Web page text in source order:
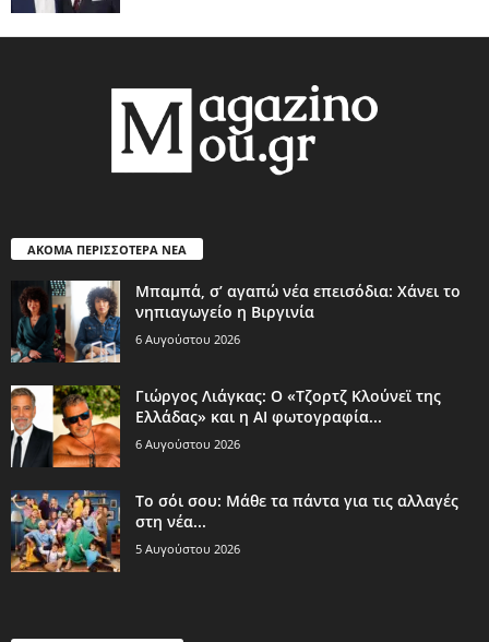
ΑΚΟΜΑ ΠΕΡΙΣΣΟΤΕΡΑ ΝΕΑ
Μπαμπά, σ’ αγαπώ νέα επεισόδια: Χάνει το
νηπιαγωγείο η Βιργινία
6 Αυγούστου 2026
Γιώργος Λιάγκας: Ο «Τζορτζ Κλούνεϊ της
Ελλάδας» και η AI φωτογραφία...
6 Αυγούστου 2026
Το σόι σου: Μάθε τα πάντα για τις αλλαγές
στη νέα...
5 Αυγούστου 2026